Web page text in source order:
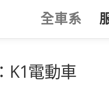
全車系
K1電動車